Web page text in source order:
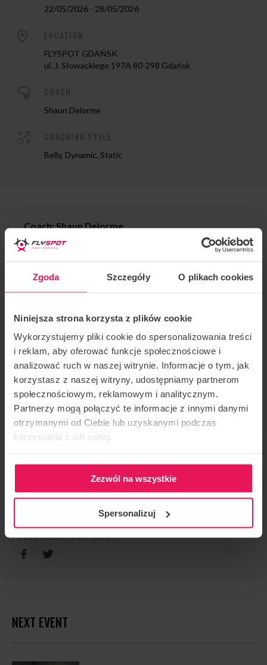
Zgoda Szczegóły O plikach cookies
Niniejsza strona korzysta z plików cookie
Wykorzystujemy pliki cookie do spersonalizowania treści
i reklam, aby oferować funkcje społecznościowe i
analizować ruch w naszej witrynie. Informacje o tym, jak
korzystasz z naszej witryny, udostępniamy partnerom
społecznościowym, reklamowym i analitycznym.
Partnerzy mogą połączyć te informacje z innymi danymi
otrzymanymi od Ciebie lub uzyskanymi podczas
korzystania z ich usług.
Zezwól na wszystkie
Spersonalizuj
22/05/2026 - 28/05/2026
FLYSPOT GDAŃSK
ul. J. Słowackiego 197A 80-298 Gdańsk
Shaun Delorme
Belly, Dynamic, Static
Coach: Shaun Delorme
Location: Flyspot Gdansk
Date: 22-28.05.2026
Camp organised by coach Shaun Delorme in our
All levels of proflyers are welcome to join!
If You would like to join, write to us:
camps@flyspot.com
CONTACT REGARDING THE EVENT
RECOMMEND THIS EVENT
NEXT EVENT